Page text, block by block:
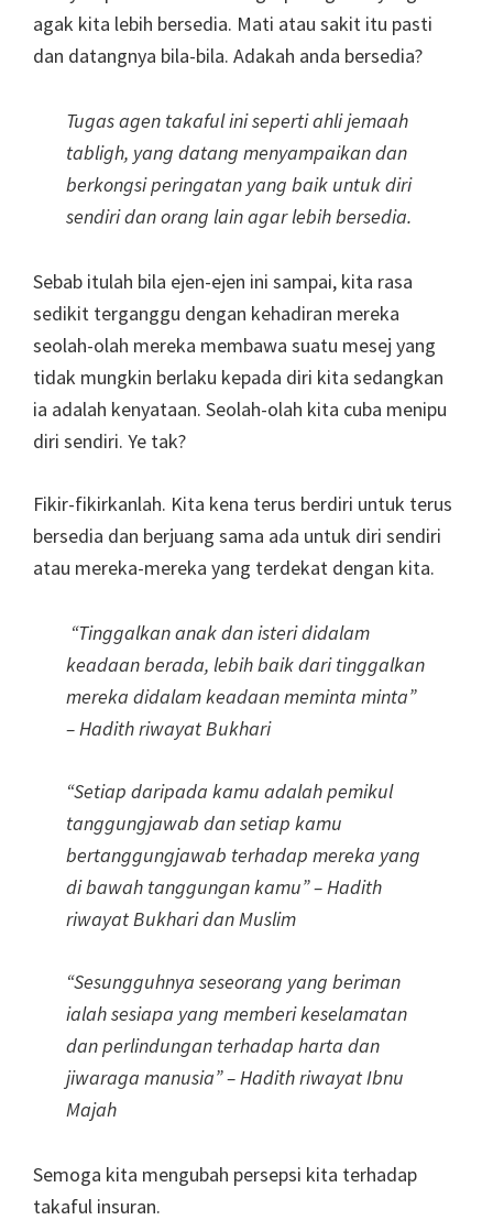
agak kita lebih bersedia. Mati atau sakit itu pasti
dan datangnya bila-bila. Adakah anda bersedia?
Tugas agen takaful ini seperti ahli jemaah
tabligh, yang datang menyampaikan dan
berkongsi peringatan yang baik untuk diri
sendiri dan orang lain agar lebih bersedia.
Sebab itulah bila ejen-ejen ini sampai, kita rasa
sedikit terganggu dengan kehadiran mereka
seolah-olah mereka membawa suatu mesej yang
tidak mungkin berlaku kepada diri kita sedangkan
ia adalah kenyataan. Seolah-olah kita cuba menipu
diri sendiri. Ye tak?
Fikir-fikirkanlah. Kita kena terus berdiri untuk terus
bersedia dan berjuang sama ada untuk diri sendiri
atau mereka-mereka yang terdekat dengan kita.
“Tinggalkan anak dan isteri didalam
keadaan berada, lebih baik dari tinggalkan
mereka didalam keadaan meminta minta”
– Hadith riwayat Bukhari
“Setiap daripada kamu adalah pemikul
tanggungjawab dan setiap kamu
bertanggungjawab terhadap mereka yang
di bawah tanggungan kamu” – Hadith
riwayat Bukhari dan Muslim
“Sesungguhnya seseorang yang beriman
ialah sesiapa yang memberi keselamatan
dan perlindungan terhadap harta dan
jiwaraga manusia” – Hadith riwayat Ibnu
Majah
Semoga kita mengubah persepsi kita terhadap
takaful insuran.